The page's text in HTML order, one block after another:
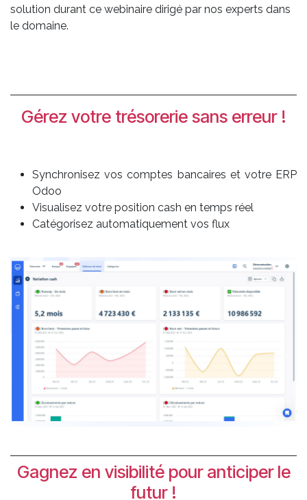
solution durant ce webinaire dirigé par nos experts dans
le domaine.
Gérez votre trésorerie sans erreur !
Synchronisez vos comptes bancaires et votre ERP
Odoo
Visualisez votre position cash en temps réel
Catégorisez automatiquement vos flux
Gagnez en visibilité pour anticiper le
futur !